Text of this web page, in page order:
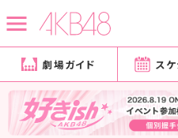
劇場ガイド ス